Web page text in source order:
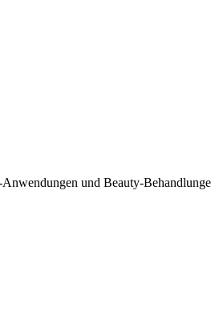
und Beauty-